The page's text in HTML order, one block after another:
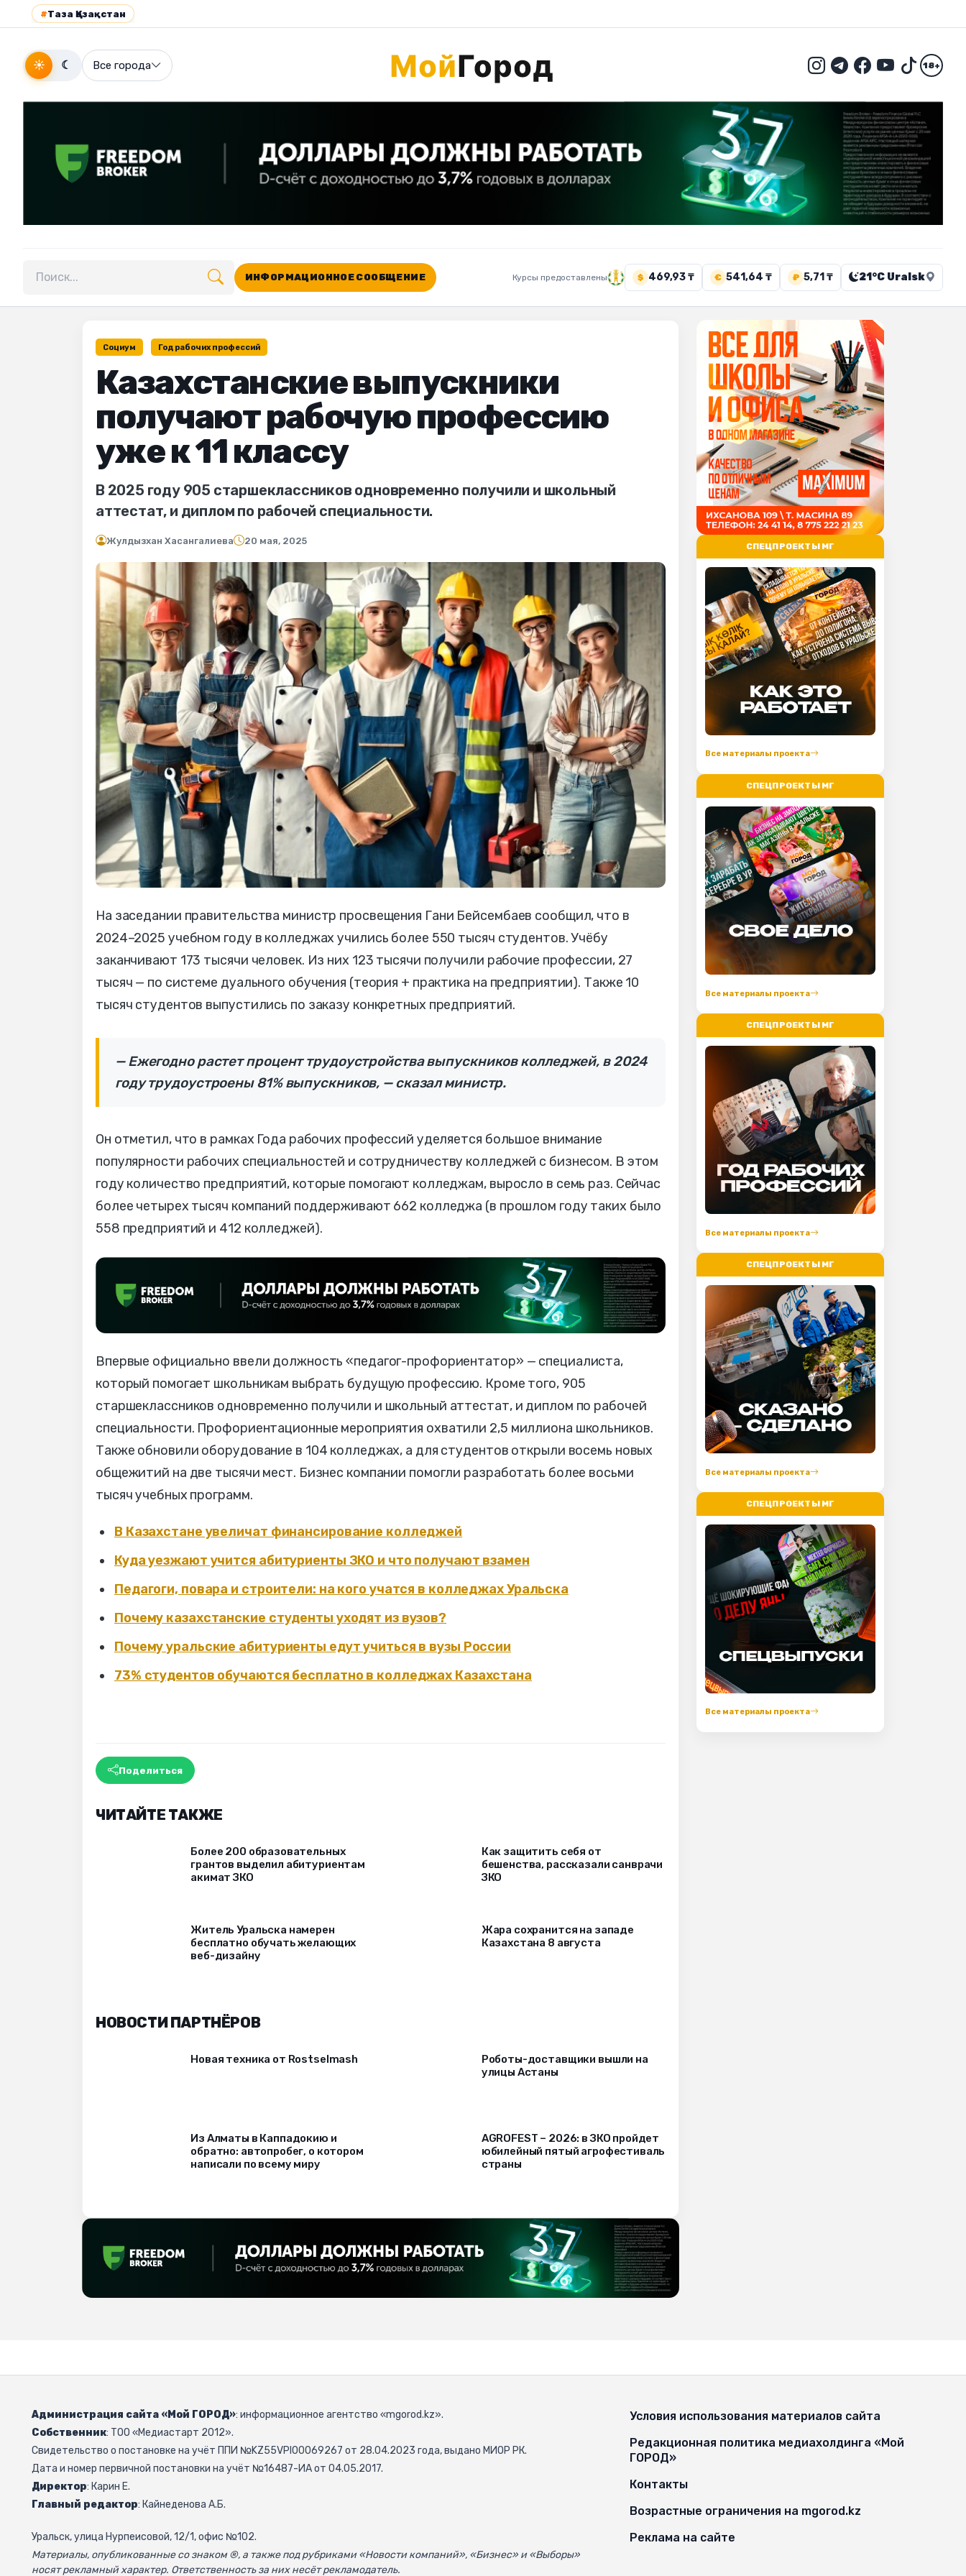
#Таза Қазақстан
☀ ☾ Все города 18+
Поиск по сайту
ИНФОРМАЦИОННОЕ СООБЩЕНИЕ Курсы предоставлены $ 469,93 ₸ € 541,64 ₸ ₽ 5,71 ₸ 21°C Uralsk
Социум Год рабочих профессий
Казахстанские выпускники
получают рабочую профессию
уже к 11 классу
В 2025 году 905 старшеклассников одновременно получили и школьный
аттестат, и диплом по рабочей специальности.
Жулдызхан Хасангалиева 20 мая, 2025
На заседании правительства министр просвещения Гани Бейсембаев сообщил, что в
2024–2025 учебном году в колледжах учились более 550 тысяч студентов. Учёбу
заканчивают 173 тысячи человек. Из них 123 тысячи получили рабочие профессии, 27
тысяч — по системе дуального обучения (теория + практика на предприятии). Также 10
тысяч студентов выпустились по заказу конкретных предприятий.
— Ежегодно растет процент трудоустройства выпускников колледжей, в 2024
году трудоустроены 81% выпускников, — сказал министр.
Он отметил, что в рамках Года рабочих профессий уделяется большое внимание
популярности рабочих специальностей и сотрудничеству колледжей с бизнесом. В этом
году количество предприятий, которые помогают колледжам, выросло в семь раз. Сейчас
более четырех тысяч компаний поддерживают 662 колледжа (в прошлом году таких было
558 предприятий и 412 колледжей).
Впервые официально ввели должность «педагог-профориентатор» — специалиста,
который помогает школьникам выбрать будущую профессию. Кроме того, 905
старшеклассников одновременно получили и школьный аттестат, и диплом по рабочей
специальности. Профориентационные мероприятия охватили 2,5 миллиона школьников.
Также обновили оборудование в 104 колледжах, а для студентов открыли восемь новых
общежитий на две тысячи мест. Бизнес компании помогли разработать более восьми
тысяч учебных программ.
В Казахстане увеличат финансирование колледжей
Куда уезжают учится абитуриенты ЗКО и что получают взамен
Педагоги, повара и строители: на кого учатся в колледжах Уральска
Почему казахстанские студенты уходят из вузов?
Почему уральские абитуриенты едут учиться в вузы России
73% студентов обучаются бесплатно в колледжах Казахстана
Поделиться
ЧИТАЙТЕ ТАКЖЕ
Более 200 образовательных
грантов выделил абитуриентам
акимат ЗКО
Как защитить себя от
бешенства, рассказали санврачи
ЗКО
Житель Уральска намерен
бесплатно обучать желающих
веб-дизайну
Жара сохранится на западе
Казахстана 8 августа
НОВОСТИ ПАРТНЁРОВ
Новая техника от Rostselmash
Роботы-доставщики вышли на
улицы Астаны
Из Алматы в Каппадокию и
обратно: автопробег, о котором
написали по всему миру
AGROFEST – 2026: в ЗКО пройдет
юбилейный пятый агрофестиваль
страны
СПЕЦПРОЕКТЫ МГ
Все материалы проекта
СПЕЦПРОЕКТЫ МГ
Все материалы проекта
СПЕЦПРОЕКТЫ МГ
Все материалы проекта
СПЕЦПРОЕКТЫ МГ
Все материалы проекта
СПЕЦПРОЕКТЫ МГ
Все материалы проекта
Администрация сайта «Мой ГОРОД»: информационное агентство «mgorod.kz».
Собственник: ТОО «Медиастарт 2012».
Свидетельство о постановке на учёт ППИ №KZ55VPI00069267 от 28.04.2023 года, выдано МИОР РК.
Дата и номер первичной постановки на учёт №16487-ИА от 04.05.2017.
Директор: Карин Е.
Главный редактор: Кайнеденова А.Б.
Уральск, улица Нурпеисовой, 12/1, офис №102.
Материалы, опубликованные со знаком ®, а также под рубриками «Новости компаний», «Бизнес» и «Выборы»
носят рекламный характер. Ответственность за них несёт рекламодатель.
Условия использования материалов сайта
Редакционная политика медиахолдинга «Мой
ГОРОД»
Контакты
Возрастные ограничения на mgorod.kz
Реклама на сайте